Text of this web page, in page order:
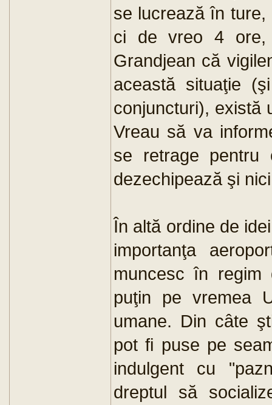
se lucrează în
ci de vreo 4 ore,
Grandjean că
această situaţie
conjuncturi), există
Vreau să va
se retrage pentru
dezechipează şi
În altă ordine de
importanţa
muncesc în
puţin pe vremea
umane. Din câte
pot fi puse pe
indulgent cu
dreptul să